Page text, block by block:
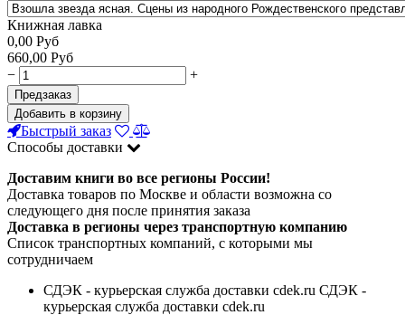
Книжная лавка
0,00 Руб
660,00 Руб
−
+
Предзаказ
Добавить в корзину
Быстрый заказ
Способы доставки
Доставим книги во все регионы России!
Доставка товаров по Москве и области возможна со
следующего дня после принятия заказа
Доставка в регионы через транспортную компанию
Список транспортных компаний, с которыми мы
сотрудничаем
СДЭК - курьерская служба доставки cdek.ru СДЭК -
курьерская служба доставки cdek.ru